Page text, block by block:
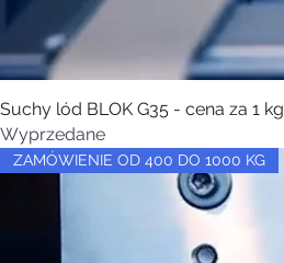
Suchy lód BLOK G35 - cena za 1 kg
Wyprzedane
ZAMÓWIENIE OD 400 DO 1000 KG